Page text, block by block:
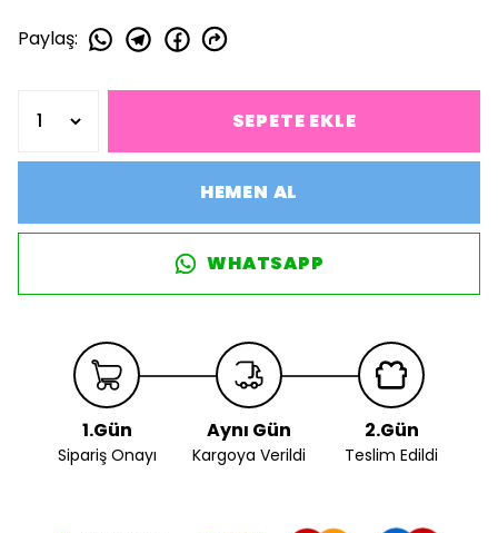
Paylaş:
SEPETE EKLE
HEMEN AL
WHATSAPP
1.Gün
Sipariş Onayı
Aynı Gün
Kargoya Verildi
2.Gün
Teslim Edildi